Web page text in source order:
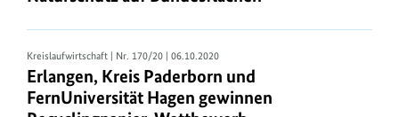
Kreislaufwirtschaft | Nr. 170/20 | 06.10.2020
Erlangen, Kreis Paderborn und
FernUniversität Hagen gewinnen